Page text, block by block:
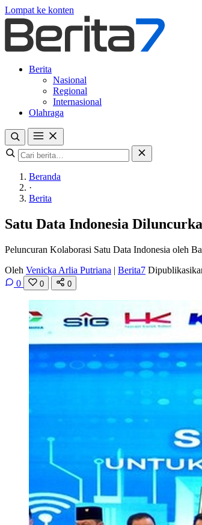
Lompat ke konten
Berita
Nasional
Regional
Internasional
Olahraga
Beranda
·
Berita
Satu Data Indonesia
Peluncuran Kolaborasi Satu Data Indonesia oleh
Oleh Venicka Arlia Putriana | Berita7
0
0 0